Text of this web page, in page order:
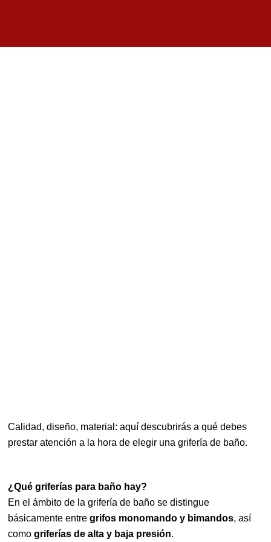
Calidad, diseño, material: aquí descubrirás a qué debes
prestar atención a la hora de elegir una grifería de baño.
¿Qué griferías para baño hay?
En el ámbito de la grifería de baño se distingue
básicamente entregrifos monomando y bimandos, así
comogriferías de alta y baja presión.